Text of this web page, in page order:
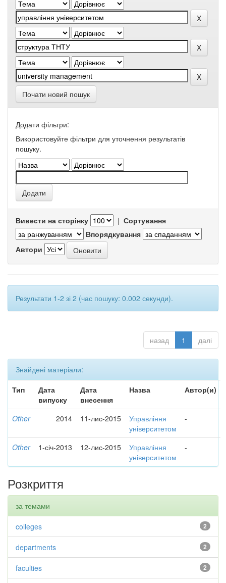
Почати новий пошук
Додати фільтри:
Використовуйте фільтри для уточнення результатів
пошуку.
Вивести на сторінку | Сортування
Впорядкування
Автори
Результати 1-2 зі 2 (час пошуку: 0.002 секунди).
назад 1 далі
Знайдені матеріали:
Тип
Дата
випуску
Дата
внесення
Назва Автор(и)
Other 2014 11-лис-2015
Управління
університетом
-
Other 1-січ-2013 12-лис-2015
Управління
університетом
-
Розкриття
за темами
2
colleges
2
departments
2
faculties